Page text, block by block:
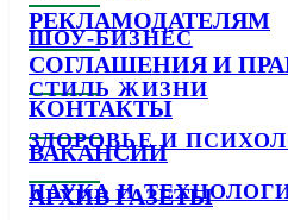
ШОУ-БИЗНЕС
СТИЛЬ ЖИЗНИ
ЗДОРОВЬЕ И
НАУКА И
РЕКЛАМОДАТЕЛЯМ
СОГЛАШЕНИЯ И
КОНТАКТЫ
ВАКАНСИИ
АРХИВ ГАЗЕТЫ